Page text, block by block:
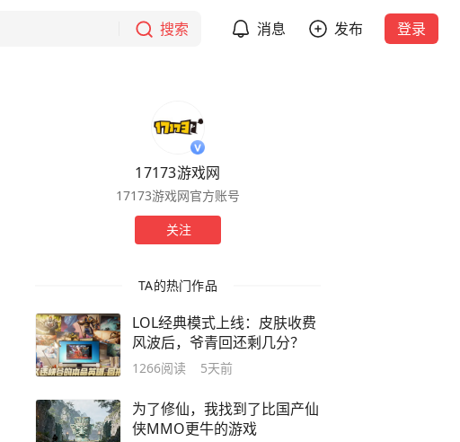
搜索 消息 发布 登录
17173游戏网
17173游戏网官方账号
关注
TA的热门作品
LOL经典模式上线：皮肤收费
风波后，爷青回还剩几分？
1266阅读 5天前
为了修仙，我找到了比国产仙
侠MMO更牛的游戏